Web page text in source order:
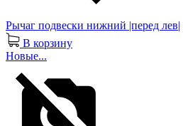
Рычаг подвески нижний |перед лев|
В корзину
Новые...